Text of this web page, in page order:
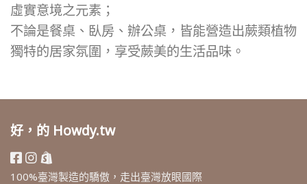
虛實意境之元素；
不論是餐桌、臥房、辦公桌，皆能營造出蕨類植物
獨特的居家氛圍，享受蕨美的生活品味。
好，的 Howdy.tw
100%臺灣製造的驕傲，走出臺灣放眼國際